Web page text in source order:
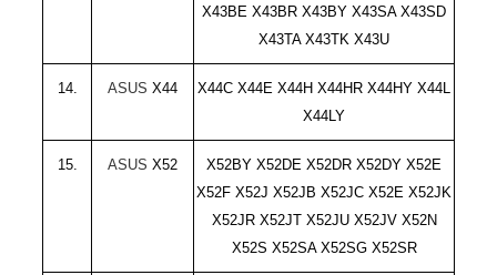
X43BE X43BR X43BY X43SA X43SD
X43TA X43TK X43U
14. ASUS X44
X44C X44E X44H X44HR X44HY X44L
X44LY
15. ASUS X52
X52BY X52DE X52DR X52DY X52E
X52F X52J X52JB X52JC X52E X52JK
X52JR X52JT X52JU X52JV X52N
X52S X52SA X52SG X52SR